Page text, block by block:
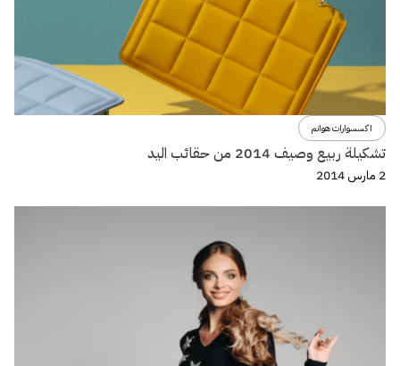
اكسسوارات هوانم
تشكيلة ربيع وصيف 2014 من حقائب اليد
2 مارس 2014